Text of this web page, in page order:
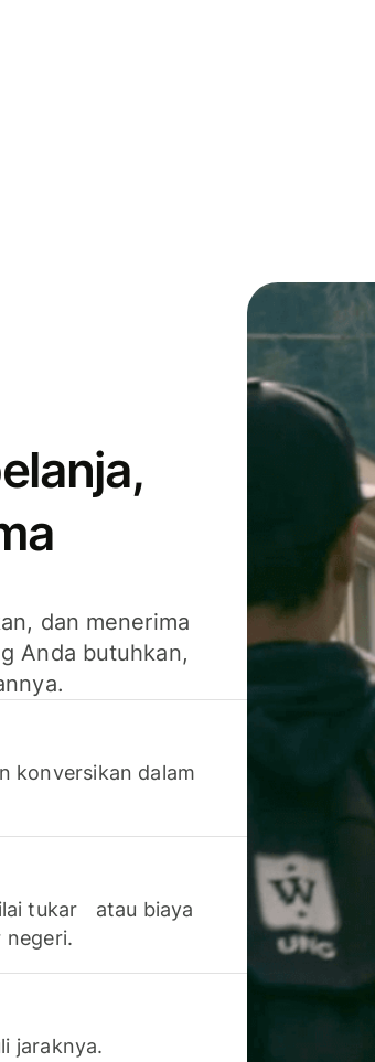
dan menerima
Anda butuhkan,
konversikan dalam
tukar atau biaya
negeri.
jaraknya.